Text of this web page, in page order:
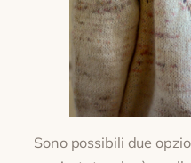
Sono possibili due